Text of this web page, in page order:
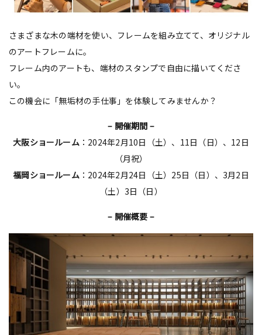
さまざまな木の端材を使い、フレームを組み立てて、オリジナル
のアートフレームに。
フレーム内のアートも、端材のスタンプで自由に描いてくださ
い。
この機会に「無垢材の手仕事」を体験してみませんか？
– 開催期間 –
大阪ショールーム：2024年2月10日（土）、11日（日）、12日
（月祝）
福岡ショールーム：2024年2月24日（土）25日（日）、3月2日
（土）3日（日）
– 開催概要 –